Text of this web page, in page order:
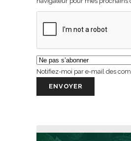
Notifiez-moi par e-mail des